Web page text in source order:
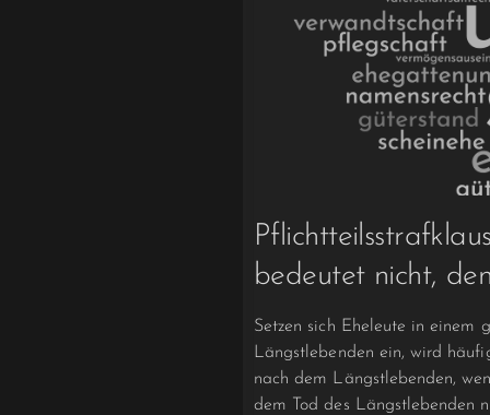
bedeutet nicht,
Setzen sich Eheleute in einem
Längstlebenden ein, wird
nach dem Längstlebenden,
dem Tod des Längstlebenden